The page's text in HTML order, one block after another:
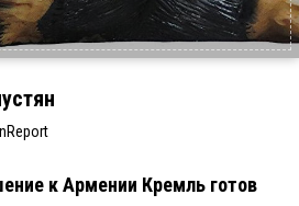
к Армении Кремль готов